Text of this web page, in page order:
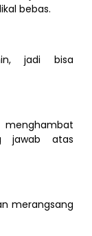
bebas.
jadi bisa
menghambat
jawab atas
merangsang